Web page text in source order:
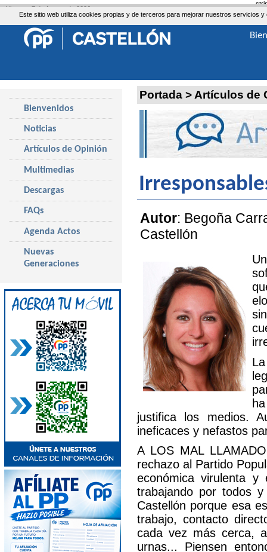
Este sitio web utiliza cookies propias y de terceros para mejorar nuestros servicios
Portada > Artículos de
Autor: Begoña
Castellón
justifica los medios.
ineficaces y nefastos
A LOS MAL
rechazo al Partido
económica virulenta
trabajando por todos
Castellón porque esa
trabajo, contacto
cada vez más cerca,
urnas... Piensen
Bienvenidos
Noticias
Artículos de Opinión
Multimedias
Descargas
FAQs
Agenda Actos
Nuevas
Generaciones
Viernes, 7 de Agosto de 2026